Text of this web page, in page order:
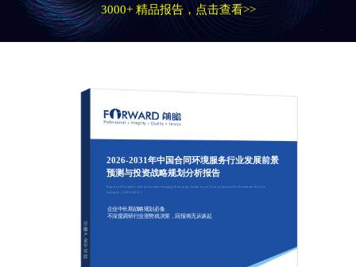
3000+ 精品报告，点击查看>>
2026-2031年中国合同环境服务行业发展前景
预测与投资战略规划分析报告
Report of Prospects and Investment Strategy Planning Analysis on China Contract Environment Service
Industry（2026-2031）
企业中长期战略规划必备
不深度调研行业形势就决策，回报将无从谈起